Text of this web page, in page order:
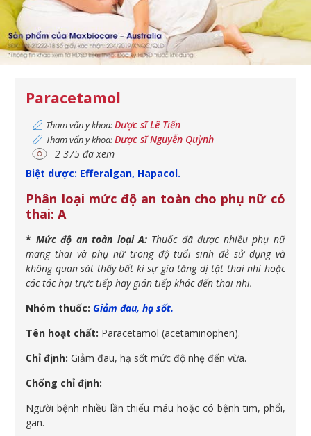
Paracetamol
Tham vấn y khoa:Dược sĩ Lê Tiến
Tham vấn y khoa:Dược sĩ Nguyễn Quỳnh
2 375 đã xem
Biệt dược: Efferalgan, Hapacol.
Phân loại mức độ an toàn cho phụ nữ có
thai: A
* Mức độ an toàn loại A: Thuốc đã được nhiều phụ nữ
mang thai và phụ nữ trong độ tuổi sinh đẻ sử dụng và
không quan sát thấy bất kì sự gia tăng dị tật thai nhi hoặc
các tác hại trực tiếp hay gián tiếp khác đến thai nhi.
Nhóm thuốc: Giảm đau, hạ sốt.
Tên hoạt chất: Paracetamol (acetaminophen).
Chỉ định:Giảm đau, hạ sốt mức độ nhẹ đến vừa.
Chống chỉ định:
Người bệnh nhiều lần thiếu máu hoặc có bệnh tim, phổi,
gan.